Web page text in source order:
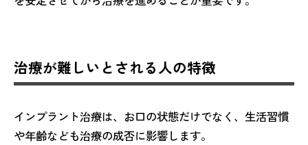
治療が難しいとされる人の特徴
インプラント治療は、お口の状態だけでなく、生活習慣
や年齢なども治療の成否に影響します。